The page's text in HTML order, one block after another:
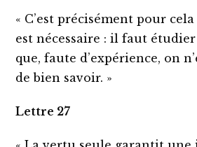
« C’est précisément pour cela
est nécessaire : il faut étudier
que, faute d’expérience, on
de bien savoir. »
Lettre 27